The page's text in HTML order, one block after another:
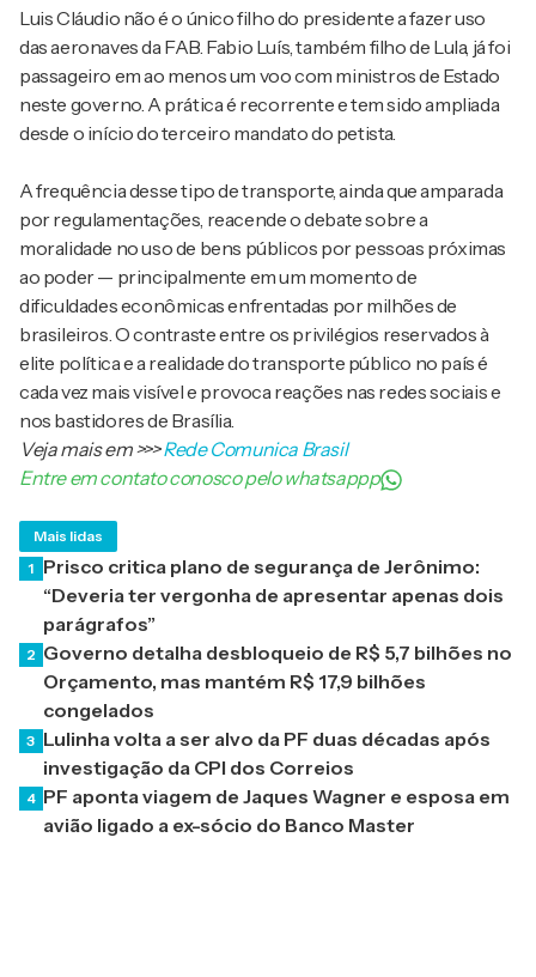
Luis Cláudio não é o único filho do presidente a fazer uso
das aeronaves da FAB. Fabio Luís, também filho de Lula, já foi
passageiro em ao menos um voo com ministros de Estado
neste governo. A prática é recorrente e tem sido ampliada
desde o início do terceiro mandato do petista.
A frequência desse tipo de transporte, ainda que amparada
por regulamentações, reacende o debate sobre a
moralidade no uso de bens públicos por pessoas próximas
ao poder — principalmente em um momento de
dificuldades econômicas enfrentadas por milhões de
brasileiros. O contraste entre os privilégios reservados à
elite política e a realidade do transporte público no país é
cada vez mais visível e provoca reações nas redes sociais e
nos bastidores de Brasília.
Veja mais em>>>Rede Comunica Brasil
Entre em contato conosco pelo whatsappp
Mais lidas
1 Prisco critica plano de segurança de Jerônimo:
“Deveria ter vergonha de apresentar apenas dois
parágrafos”
2 Governo detalha desbloqueio de R$ 5,7 bilhões no
Orçamento, mas mantém R$ 17,9 bilhões
congelados
3 Lulinha volta a ser alvo da PF duas décadas após
investigação da CPI dos Correios
4 PF aponta viagem de Jaques Wagner e esposa em
avião ligado a ex-sócio do Banco Master